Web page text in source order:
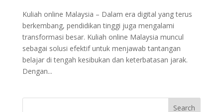
Kuliah online Malaysia – Dalam era digital yang terus
berkembang, pendidikan tinggi juga mengalami
transformasi besar. Kuliah online Malaysia muncul
sebagai solusi efektif untuk menjawab tantangan
belajar di tengah kesibukan dan keterbatasan jarak.
Dengan...
Search